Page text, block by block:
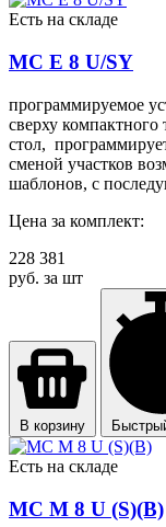
Есть на складе
MC E 8 U/SY
программируемое
сверху компактного
стол,
сменой участков
шаблонов, с
Цена за комплект:
228 381
руб. за шт
В корзину
Есть на складе
MC М 8 U (S)(B)